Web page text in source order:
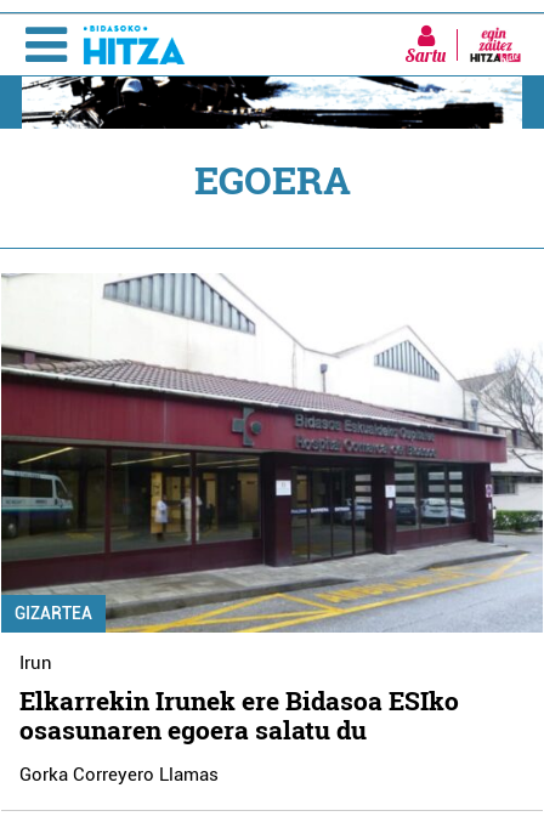
Sartu
EGOERA
GIZARTEA
Irun
Elkarrekin Irunek ere Bidasoa ESIko
osasunaren egoera salatu du
Gorka Correyero Llamas